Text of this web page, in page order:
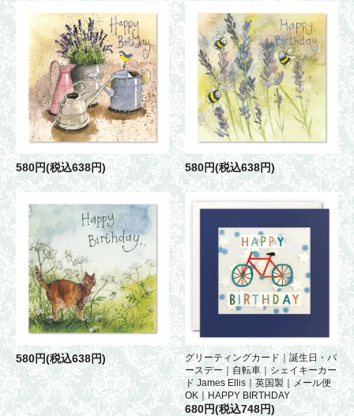
580円(税込638円) 580円(税込638円)
580円(税込638円)
グリーティングカード｜誕生日・バ
ースデー｜自転車｜シェイキーカー
ド James Ellis｜英国製｜メール便
OK｜HAPPY BIRTHDAY
680円(税込748円)